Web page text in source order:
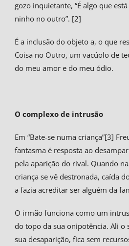
gozo inquietante, “É algo que
ninho no outro”. [2]
É a inclusão do objeto a, o que
Coisa no Outro, um vacúolo de
do meu amor e do meu ódio.
O complexo de intrusão
Em “Bate-se numa criança”[3]
fantasma é resposta ao
pela aparição do rival. Quando
criança se vê destronada, caída
a fazia acreditar ser alguém da
O irmão funciona como um
do topo da sua onipotência. Ali o
sua desaparição, fica sem